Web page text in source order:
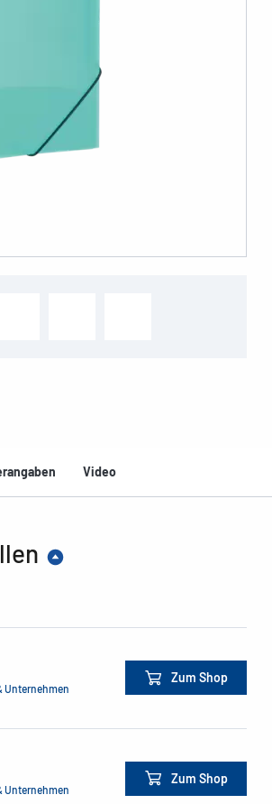
Video
Unternehmen
Zum Shop
Unternehmen
Zum Shop